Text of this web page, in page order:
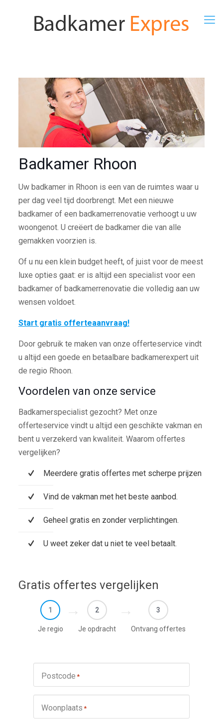
Badkamer Rhoon
Uw badkamer in Rhoon is een van de ruimtes waar u
per dag veel tijd doorbrengt. Met een nieuwe
badkamer of een badkamerrenovatie verhoogt u uw
woongenot. U creëert de badkamer die van alle
gemakken voorzien is.
Of u nu een klein budget heeft, of juist voor de meest
luxe opties gaat: er is altijd een specialist voor een
badkamer of badkamerrenovatie die volledig aan uw
wensen voldoet.
Start gratis offerteaanvraag!
Door gebruik te maken van onze offerteservice vindt
u altijd een goede en betaalbare badkamerexpert uit
de regio Rhoon.
Voordelen van onze service
Badkamerspecialist gezocht? Met onze
offerteservice vindt u altijd een geschikte vakman en
bent u verzekerd van kwaliteit. Waarom offertes
vergelijken?
Meerdere gratis offertes met scherpe prijzen
Vind de vakman met het beste aanbod.
Geheel gratis en zonder verplichtingen.
U weet zeker dat u niet te veel betaalt.
Gratis offertes vergelijken
1
Je regio
2
Je opdracht
3
Ontvang offertes
Postcode *
Woonplaats *